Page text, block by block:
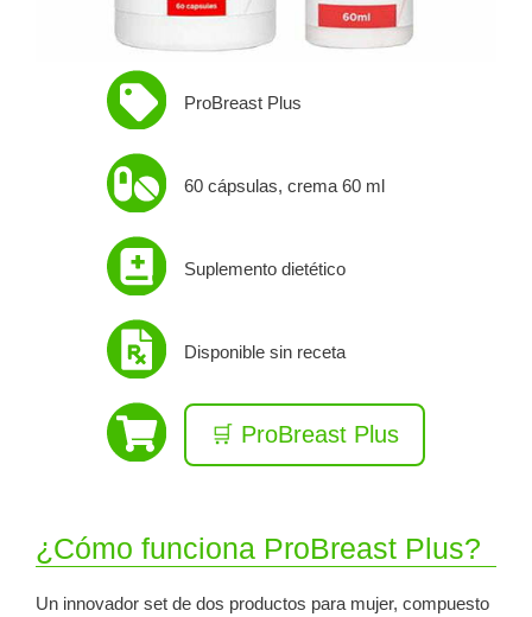
ProBreast Plus
60 cápsulas, crema 60 ml
Suplemento dietético
Disponible sin receta
🛒 ProBreast Plus
¿Cómo funciona ProBreast Plus?
Un innovador set de dos productos para mujer, compuesto